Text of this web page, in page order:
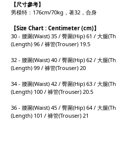
【尺寸參考】
男模特：176cm/70kg，著32，合身
【Size Chart : Centimeter (cm)】
30 - 腰圍(Waist) 35 / 臀圍(Hip) 61 / 大腿
(Length) 96 / 褲管(Trouser) 19.5
32 - 腰圍(Waist) 40 / 臀圍(Hip) 62 / 大腿
(Length) 99 / 褲管(Trouser) 20
34 - 腰圍(Waist) 42 / 臀圍(Hip) 63 / 大腿
(Length) 100 / 褲管(Trouser) 20.5
36 - 腰圍(Waist) 45 / 臀圍(Hip) 64 / 大腿
(Length) 101 / 褲管(Trouser) 21